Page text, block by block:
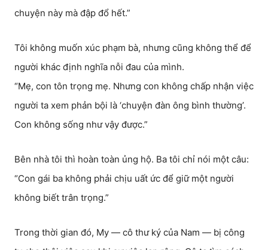
chuyện này mà đập đổ hết.”
Tôi không muốn xúc phạm bà, nhưng cũng không thể để
người khác định nghĩa nỗi đau của mình.
“Mẹ, con tôn trọng mẹ. Nhưng con không chấp nhận việc
người ta xem phản bội là ‘chuyện đàn ông bình thường’.
Con không sống như vậy được.”
Bên nhà tôi thì hoàn toàn ủng hộ. Ba tôi chỉ nói một câu:
“Con gái ba không phải chịu uất ức để giữ một người
không biết trân trọng.”
Trong thời gian đó, My — cô thư ký của Nam — bị công